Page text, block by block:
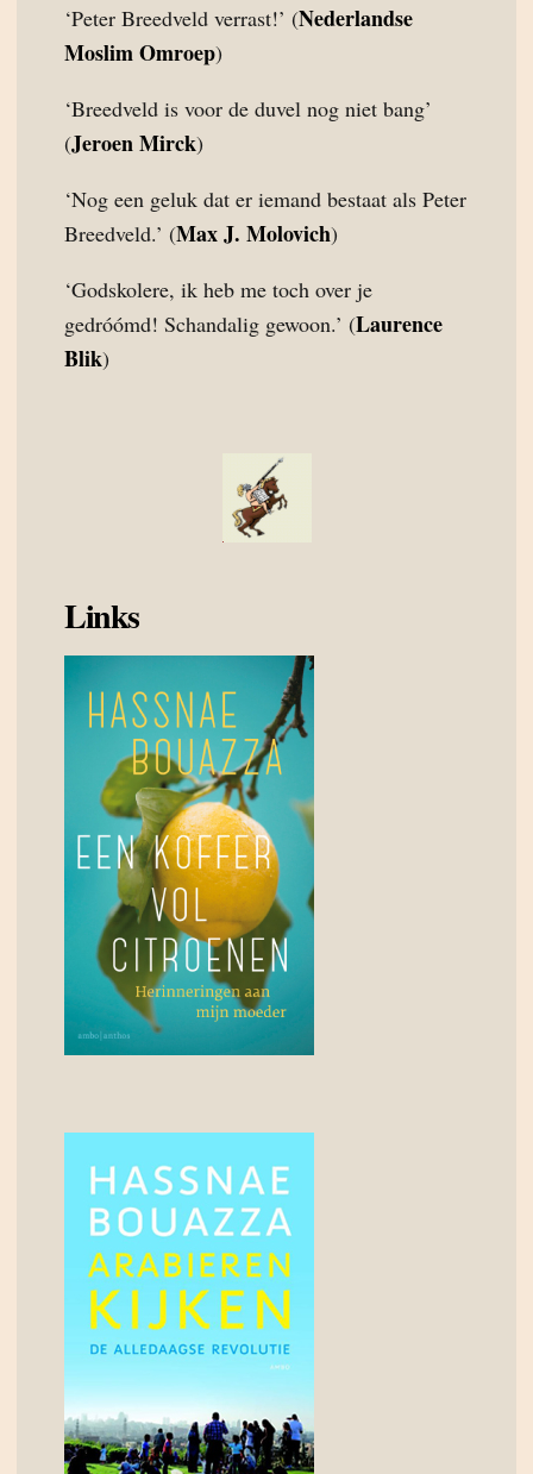
‘Peter Breedveld verrast!’ (Nederlandse
Moslim Omroep)
‘Breedveld is voor de duvel nog niet bang’
(Jeroen Mirck)
‘Nog een geluk dat er iemand bestaat als Peter
Breedveld.’ (Max J. Molovich)
‘Godskolere, ik heb me toch over je
gedróómd! Schandalig gewoon.’ (Laurence
Blik)
Links